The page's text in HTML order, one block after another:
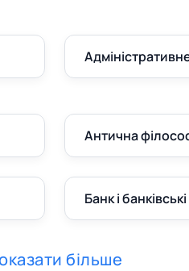
Антична
Банк і
більше